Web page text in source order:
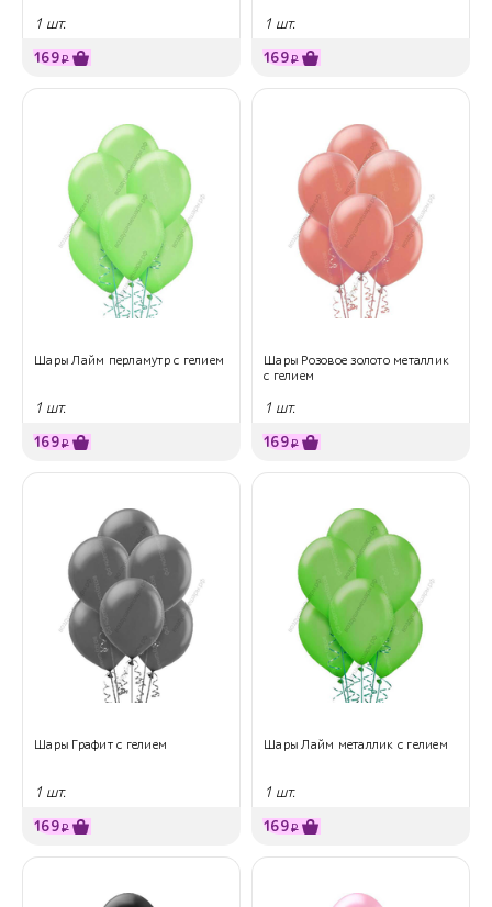
1 шт.
169₽
1 шт.
169₽
Шары Лайм перламутр с гелием
1 шт.
169₽
Шары Розовое золото металлик
с гелием
1 шт.
169₽
Шары Графит с гелием
1 шт.
169₽
Шары Лайм металлик с гелием
1 шт.
169₽